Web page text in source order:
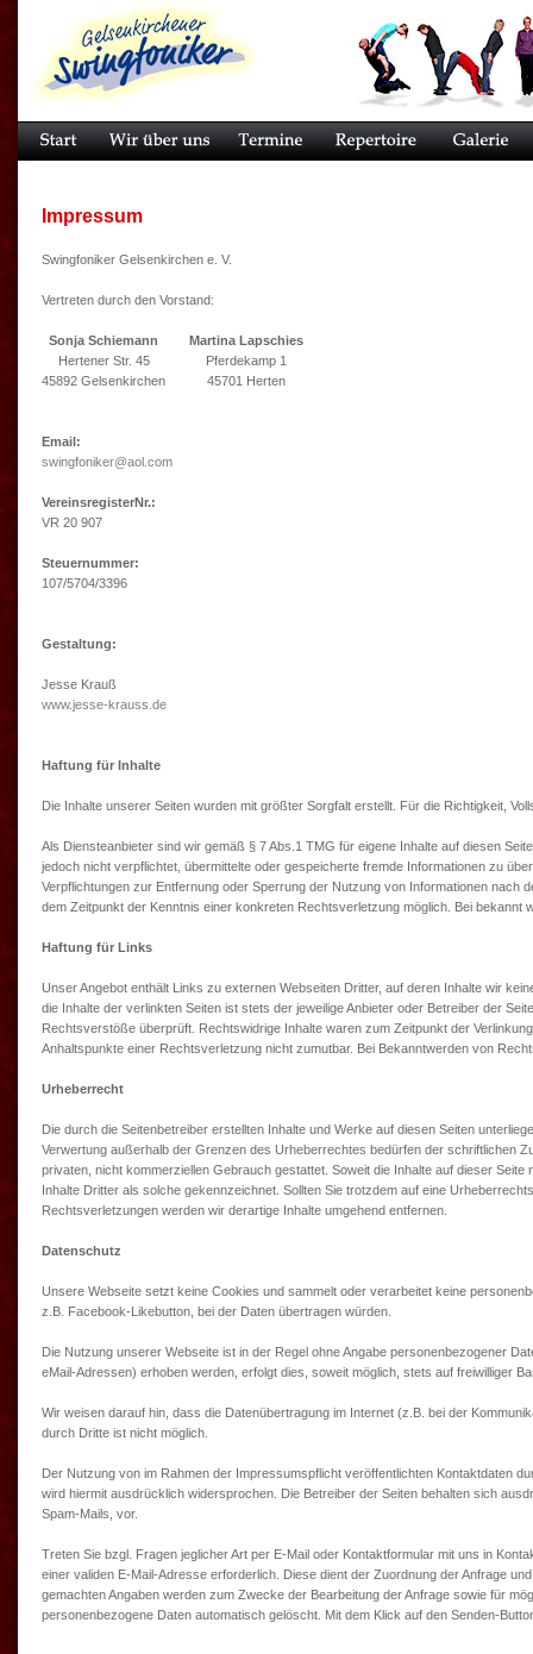
Impressum
Swingfoniker Gelsenkirchen e. V.
Vertreten durch den Vorstand:
Sonja Schiemann
Hertener Str. 45
45892 Gelsenkirchen
Martina Lapschies
Pferdekamp 1
45701 Herten
Email:
swingfoniker@aol.com
VereinsregisterNr.:
VR 20 907
Steuernummer:
107/5704/3396
Gestaltung:
Jesse Krauß
www.jesse-krauss.de
Haftung für Inhalte
Die Inhalte unserer Seiten wurden mit größter Sorgfalt erstellt. Für die Richtigkeit,
Als Diensteanbieter sind wir gemäß § 7 Abs.1 TMG für eigene Inhalte auf diesen
jedoch nicht verpflichtet, übermittelte oder gespeicherte fremde Informationen zu
Verpflichtungen zur Entfernung oder Sperrung der Nutzung von Informationen nach
dem Zeitpunkt der Kenntnis einer konkreten Rechtsverletzung möglich. Bei
Haftung für Links
Unser Angebot enthält Links zu externen Webseiten Dritter, auf deren Inhalte wir
die Inhalte der verlinkten Seiten ist stets der jeweilige Anbieter oder Betreiber der
Rechtsverstöße überprüft. Rechtswidrige Inhalte waren zum Zeitpunkt der
Anhaltspunkte einer Rechtsverletzung nicht zumutbar. Bei Bekanntwerden von
Urheberrecht
Die durch die Seitenbetreiber erstellten Inhalte und Werke auf diesen Seiten
Verwertung außerhalb der Grenzen des Urheberrechtes bedürfen der schriftlichen
privaten, nicht kommerziellen Gebrauch gestattet. Soweit die Inhalte auf dieser
Inhalte Dritter als solche gekennzeichnet. Sollten Sie trotzdem auf eine
Rechtsverletzungen werden wir derartige Inhalte umgehend entfernen.
Datenschutz
Unsere Webseite setzt keine Cookies und sammelt oder verarbeitet keine
z.B. Facebook-Likebutton, bei der Daten übertragen würden.
Die Nutzung unserer Webseite ist in der Regel ohne Angabe personenbezogener
eMail-Adressen) erhoben werden, erfolgt dies, soweit möglich, stets auf freiwilliger
Wir weisen darauf hin, dass die Datenübertragung im Internet (z.B. bei der
durch Dritte ist nicht möglich.
Der Nutzung von im Rahmen der Impressumspflicht veröffentlichten Kontaktdaten
wird hiermit ausdrücklich widersprochen. Die Betreiber der Seiten behalten sich
Spam-Mails, vor.
Treten Sie bzgl. Fragen jeglicher Art per E-Mail oder Kontaktformular mit uns in
einer validen E-Mail-Adresse erforderlich. Diese dient der Zuordnung der Anfrage
gemachten Angaben werden zum Zwecke der Bearbeitung der Anfrage sowie für
personenbezogene Daten automatisch gelöscht. Mit dem Klick auf den Senden-